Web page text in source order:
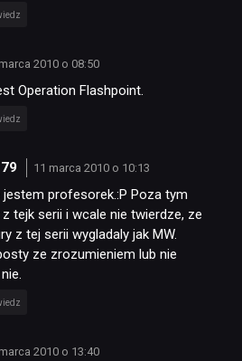
2010 o 08:50
Operation Flashpoint.
11 marca 2010 o 10:13
profesorek.:P Poza tym
z tejk serii i wcale nie twierdze, ze
z tej serii wygladaly jak MW.
ze zrozumieniem lub nie
2010 o 13:40